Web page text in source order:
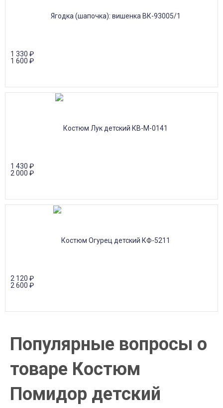
1 330 ₽
1 600 ₽
1 430 ₽
2 000 ₽
2 120 ₽
2 600 ₽
Популярные вопросы о
товаре Костюм
Помидор детский